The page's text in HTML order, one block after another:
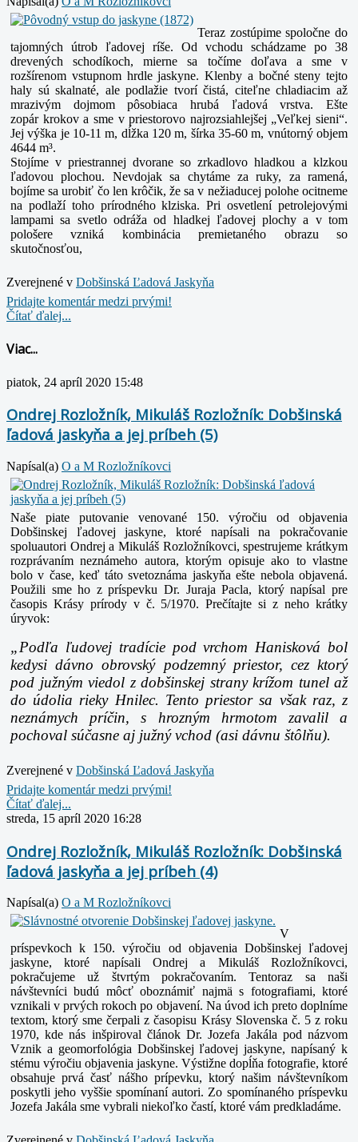
Teraz zostúpime spoločne do
tajomných útrob ľadovej ríše. Od vchodu schádzame po 38
drevených schodíkoch, mierne sa točíme doľava a sme v
rozšírenom vstupnom hrdle jaskyne. Klenby a bočné steny tejto
haly sú skalnaté, ale podlažie tvorí čistá, citeľne chladiacim až
mrazivým dojmom pôsobiaca hrubá ľadová vrstva. Ešte
zopár krokov a sme v priestorovo najrozsiahlejšej „Veľkej sieni“.
Jej výška je 10-11 m, dĺžka 120 m, šírka 35-60 m, vnútorný objem
4644 m³.
Stojíme v priestrannej dvorane so zrkadlovo hladkou a klzkou
ľadovou plochou. Nevdojak sa chytáme za ruky, za ramená,
bojíme sa urobiť čo len krôčik, že sa v nežiaducej polohe ocitneme
na podlaží toho prírodného klziska. Pri osvetlení petrolejovými
lampamisa svetlo odráža od hladkej ľadovej plochy a v tom
pološere vzniká kombinácia premietaného obrazu so
skutočnosťou,
Zverejnené v Dobšinská Ľadová Jaskyňa
Pridajte komentár medzi prvými!
Čítať ďalej...
Viac...
piatok, 24 apríl 2020 15:48
Ondrej Rozložník, Mikuláš Rozložník: Dobšinská
ľadová jaskyňa a jej príbeh (5)
Napísal(a) O a M Rozložníkovci
Naše piate putovanie venované 150. výročiu od objavenia
Dobšinskej ľadovej jaskyne, ktoré napísali na pokračovanie
spoluautori Ondrej a Mikuláš Rozložníkovci, spestrujeme krátkym
rozprávaním neznámeho autora, ktorým opisuje ako to vlastne
bolo v čase, keď táto svetoznáma jaskyňa ešte nebola objavená.
Použili sme ho z príspevku Dr. Juraja Pacla, ktorý napísal pre
časopis Krásy prírody v č. 5/1970. Prečítajte si z neho krátky
úryvok:
„Podľa ľudovej tradície pod vrchom Hanisková bol
kedysi dávno obrovský podzemný priestor, cez ktorý
pod južným viedol z dobšinskej strany krížom tunel až
do údolia rieky Hnilec. Tento priestor sa však raz, z
neznámych príčin, s hrozným hrmotom zavalil a
pochoval súčasne aj južný vchod (asi dávnu štôlňu).
Zverejnené v Dobšinská Ľadová Jaskyňa
Pridajte komentár medzi prvými!
Čítať ďalej...
streda, 15 apríl 2020 16:28
Ondrej Rozložník, Mikuláš Rozložník: Dobšinská
ľadová jaskyňa a jej príbeh (4)
Napísal(a) O a M Rozložníkovci
V
príspevkoch k 150. výročiu od objavenia Dobšinskej ľadovej
jaskyne, ktoré napísali Ondrej a Mikuláš Rozložníkovci,
pokračujeme už štvrtým pokračovaním. Tentoraz sa naši
návštevníci budú môcť oboznámiť najmä s fotografiami, ktoré
vznikali v prvých rokoch po objavení. Na úvod ich preto doplníme
textom, ktorý sme čerpali z časopisu Krásy Slovenska č. 5 z roku
1970, kde nás inšpiroval článok Dr. Jozefa Jakála pod názvom
Vznik a geomorfológia Dobšinskej ľadovej jaskyne, napísaný k
stému výročiu objavenia jaskyne. Výstižne dopĺňa fotografie, ktoré
obsahuje prvá časť nášho prípevku, ktorý našim návštevníkom
poskytli jeho vyššie spomínaní autori. Zo spomínaného príspevku
Jozefa Jakála sme vybrali niekoľko častí, ktoré vám predkladáme.